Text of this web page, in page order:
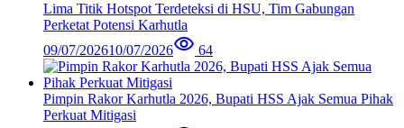
Lima Titik Hotspot Terdeteksi di HSU, Tim Gabungan
Perketat Potensi Karhutla
09/07/202610/07/2026 64
Pimpin Rakor Karhutla 2026, Bupati HSS Ajak Semua Pihak
Perkuat Mitigasi